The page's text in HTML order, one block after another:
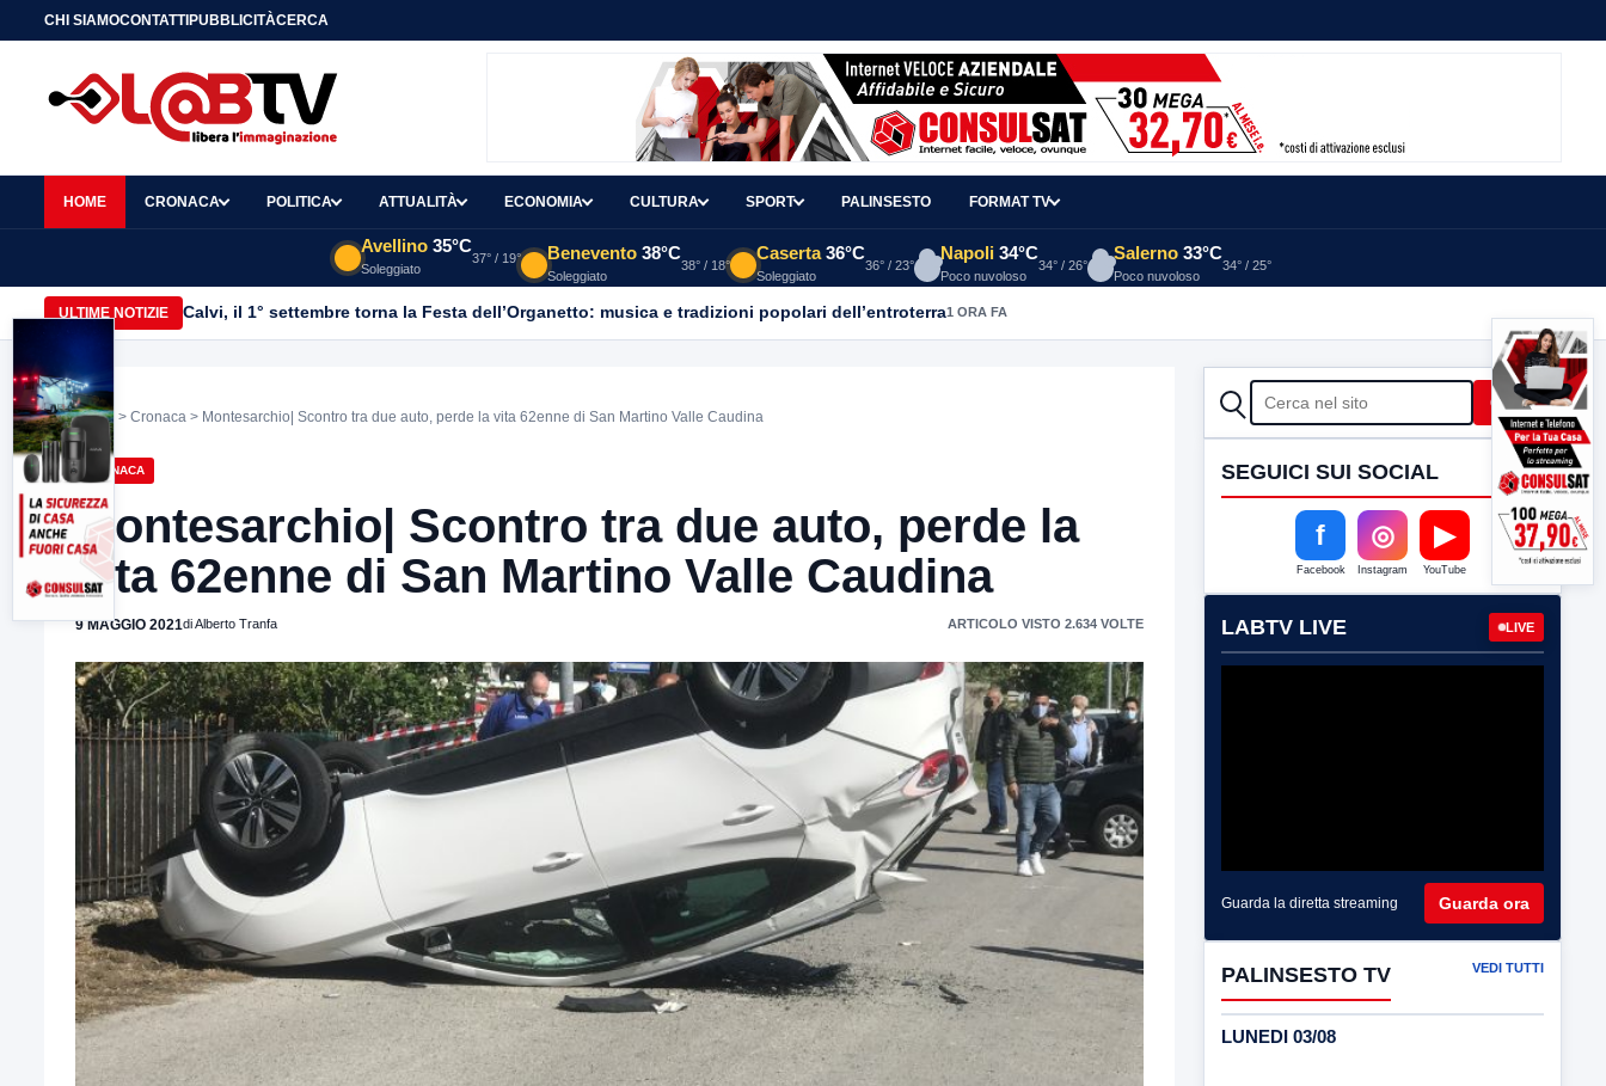
CHI SIAMOCONTATTIPUBBLICITÀCERCA
HOME CRONACA POLITICA ATTUALITÀ ECONOMIA CULTURA SPORT PALINSESTO FORMAT TV
Avellino 35°C
Soleggiato
37° / 19° Benevento 38°C
Soleggiato
38° / 18°
Caserta 36°C
Soleggiato
36° / 23°
Napoli 34°C
Poco nuvoloso
34° / 26°
Salerno 33°C
Poco nuvoloso
34° / 25°
ULTIME NOTIZIE Calvi, il 1° settembre torna la Festa dell’Organetto: musica e tradizioni popolari dell’entroterra1 ORA FA
Home > Cronaca > Montesarchio| Scontro tra due auto, perde la vita 62enne di San Martino Valle Caudina
CRONACA
Montesarchio| Scontro tra due auto, perde la
vita 62enne di San Martino Valle Caudina
9 MAGGIO 2021di Alberto Tranfa ARTICOLO VISTO 2.634 VOLTE
CERCA Cerca
SEGUICI SUI SOCIAL
f
Facebook
◎
Instagram
▶
YouTube
LABTV LIVE LIVE
Guarda la diretta streaming Guarda ora
PALINSESTO TV VEDI TUTTI
LUNEDI 03/08